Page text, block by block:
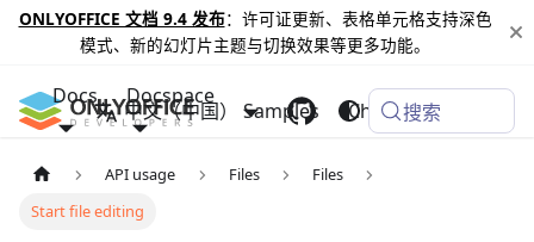
ONLYOFFICE 文档 9.4 发布：许可证更新、表格单元格支持深色
模式、新的幻灯片主题与切换效果等更多功能。
Docs Docspace
Samples Changelog
中文（中国） 搜索
API usage Files
Files
Start file editing